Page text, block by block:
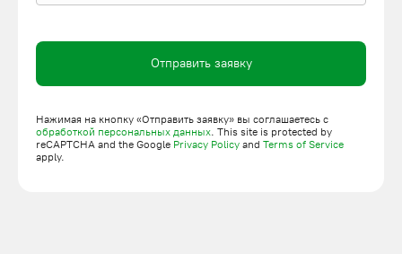
Отправить заявку
Нажимая на кнопку «Отправить заявку» вы соглашаетесь с
обработкой персональных данных. This site is protected by
reCAPTCHA and the Google Privacy Policy and Terms of Service
apply.